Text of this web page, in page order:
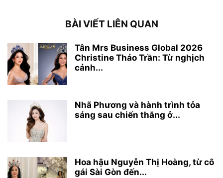
BÀI VIẾT LIÊN QUAN
Tân Mrs Business Global 2026
Christine Thảo Trần: Từ nghịch
cảnh...
Nhã Phương và hành trình tỏa
sáng sau chiến thắng ở...
Hoa hậu Nguyễn Thị Hoàng, từ cô
gái Sài Gòn đến...